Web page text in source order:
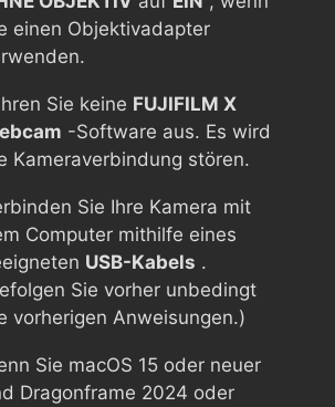
einen Objektivadapter
Sie keine FUJIFILM X
-Software aus. Es wird
Kameraverbindung stören.
Sie Ihre Kamera mit
Computer mithilfe eines
USB-Kabels .
Sie vorher unbedingt
vorherigen Anweisungen.)
Sie macOS 15 oder neuer
Dragonframe 2024 oder